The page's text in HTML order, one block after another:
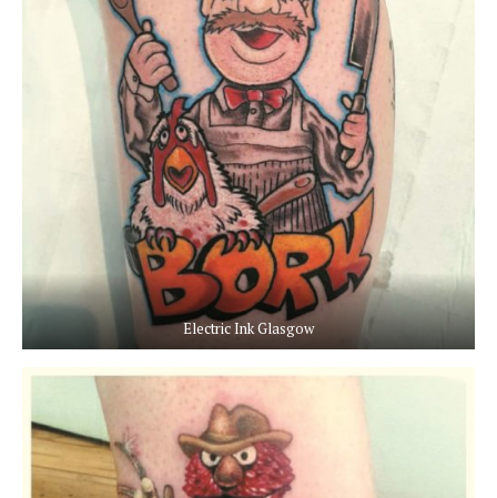
Electric Ink Glasgow